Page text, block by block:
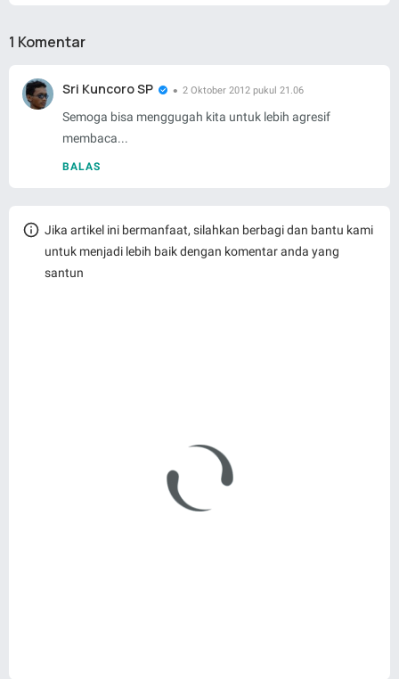
1 Komentar
Sri Kuncoro SP 2 Oktober 2012 pukul 21.06
Semoga bisa menggugah kita untuk lebih agresif
membaca...
BALAS
Jika artikel ini bermanfaat, silahkan berbagi dan bantu kami
untuk menjadi lebih baik dengan komentar anda yang
santun